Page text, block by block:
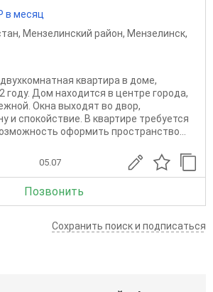
в месяц
, Мензелинский район, Мензелинск,
квартира в доме,
году. Дом находится в центре города,
Окна выходят во двор,
и спокойствие. В квартире требуется
оформить пространство...
05.07
Позвонить
Сохранить поиск и подписаться